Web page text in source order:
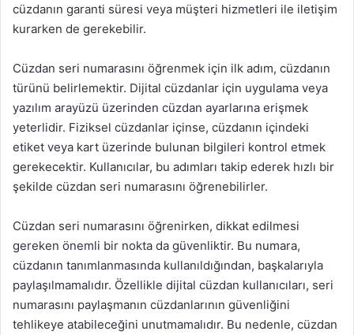
cüzdanın garanti süresi veya müşteri hizmetleri ile iletişim
kurarken de gerekebilir.
Cüzdan seri numarasını öğrenmek için ilk adım, cüzdanın
türünü belirlemektir. Dijital cüzdanlar için uygulama veya
yazılım arayüzü üzerinden cüzdan ayarlarına erişmek
yeterlidir. Fiziksel cüzdanlar içinse, cüzdanın içindeki
etiket veya kart üzerinde bulunan bilgileri kontrol etmek
gerekecektir. Kullanıcılar, bu adımları takip ederek hızlı bir
şekilde cüzdan seri numarasını öğrenebilirler.
Cüzdan seri numarasını öğrenirken, dikkat edilmesi
gereken önemli bir nokta da güvenliktir. Bu numara,
cüzdanın tanımlanmasında kullanıldığından, başkalarıyla
paylaşılmamalıdır. Özellikle dijital cüzdan kullanıcıları, seri
numarasını paylaşmanın cüzdanlarının güvenliğini
tehlikeye atabileceğini unutmamalıdır. Bu nedenle, cüzdan